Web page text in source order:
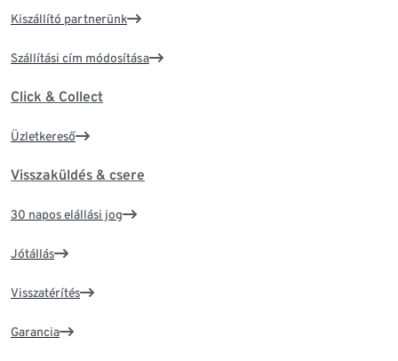
Kiszállító partnerünk
Szállítási cím módosítása
Click & Collect
Üzletkereső
Visszaküldés & csere
30 napos elállási jog
Jótállás
Visszatérítés
Garancia